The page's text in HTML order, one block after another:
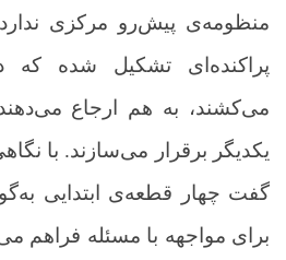
منظومه‌ی پیش‌رو مرکزی
پراکنده‌ای تشکیل شده که
می‌کشند، به هم ارجاع
یکدیگر برقرار می‌سازند. با
گفت چهار قطعه‌ی ابتدایی
برای مواجهه با مسئله فراهم